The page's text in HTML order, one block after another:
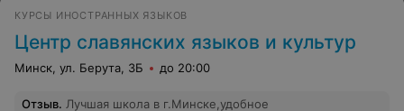
КУРСЫ ИНОСТРАННЫХ ЯЗЫКОВ
Центр славянских языков и культур
Минск, ул. Берута, 3Б до 20:00
Отзыв. Лучшая школа в г.Минске,удобное